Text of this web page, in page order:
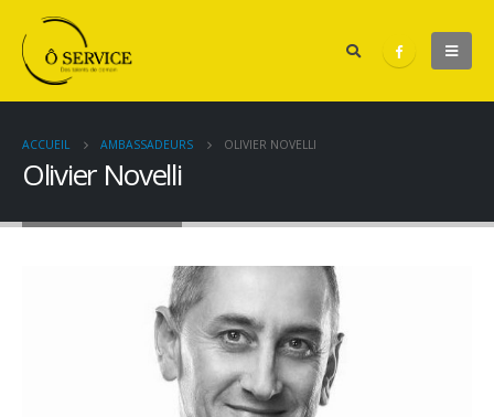
ACCUEIL AMBASSADEURS OLIVIER NOVELLI
Olivier Novelli